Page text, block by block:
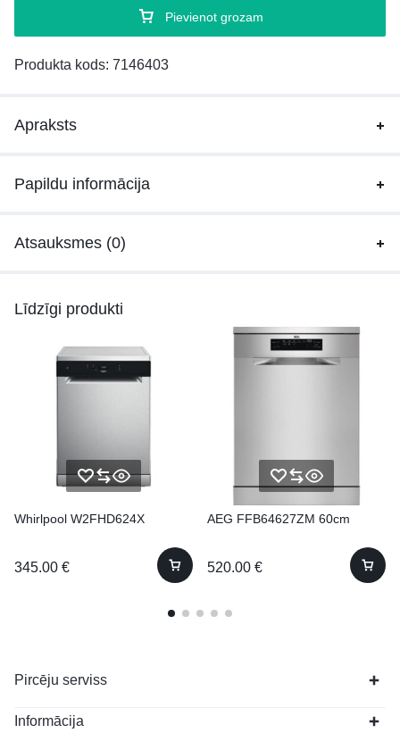
Pievienot grozam
Produkta kods: 7146403
Apraksts
Papildu informācija
Atsauksmes (0)
Līdzīgi produkti
Whirlpool W2FHD624X
345.00 €
AEG FFB64627ZM 60cm
520.00 €
Pircēju serviss
Informācija